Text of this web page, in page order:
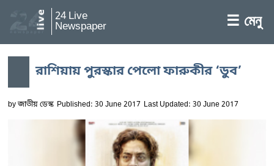
24 Live
Newspaper ☰ মেনু
রাশিয়ায় পুরস্কার পেলো ফারুকীর ‘ডুব’
byজাতীয় ডেস্ক Published: 30 June 2017 Last Updated: 30 June 2017